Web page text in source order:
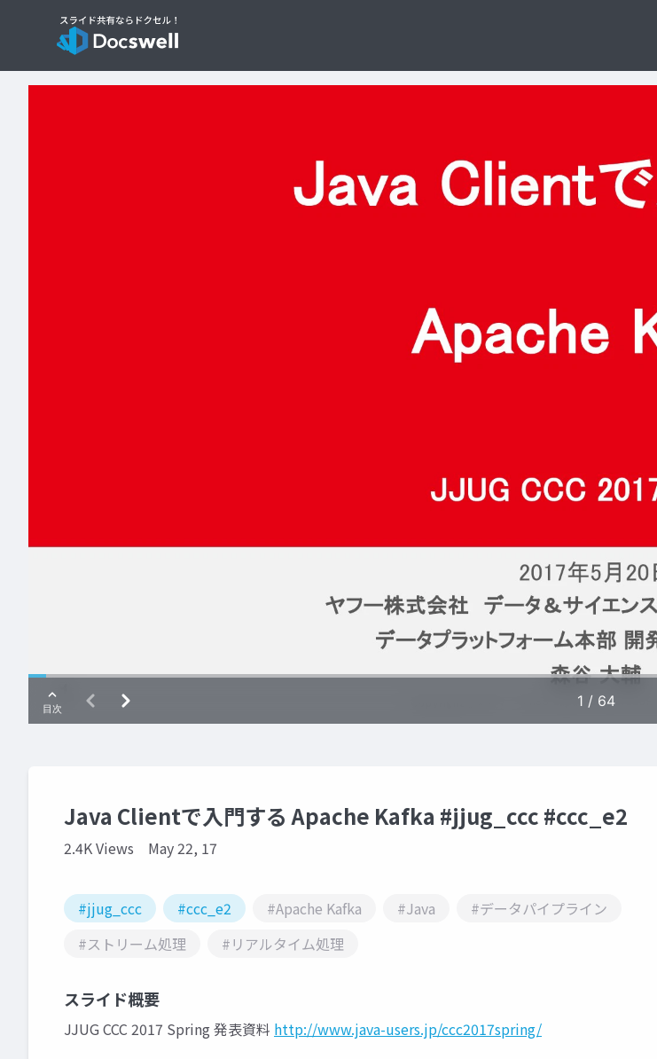
Java Clientで入門する Apache Kafka #jjug_ccc #ccc_e2
2.4K Views May 22, 17
#jjug_ccc #ccc_e2 #Apache Kafka #Java
#データパイプライン
#ストリーム処理
#リアルタイム処理
スライド概要
JJUG CCC 2017 Spring 発表資料 http://www.java-users.jp/ccc2017spring/